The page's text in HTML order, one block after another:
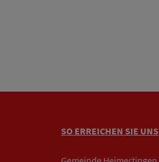
SO ERREICHEN SIE UNS